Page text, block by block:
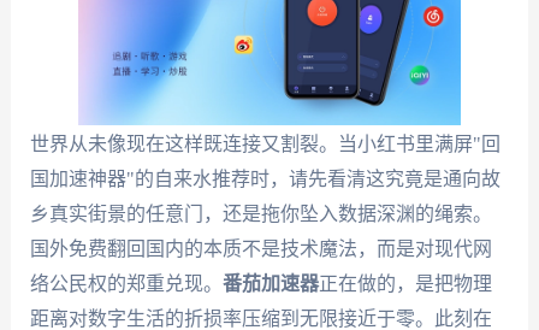
世界从未像现在这样既连接又割裂。当小红书里满屏"回
国加速神器"的自来水推荐时，请先看清这究竟是通向故
乡真实街景的任意门，还是拖你坠入数据深渊的绳索。
国外免费翻回国内的本质不是技术魔法，而是对现代网
络公民权的郑重兑现。 番茄加速器正在做的，是把物理
距离对数字生活的折损率压缩到无限接近于零。此刻在